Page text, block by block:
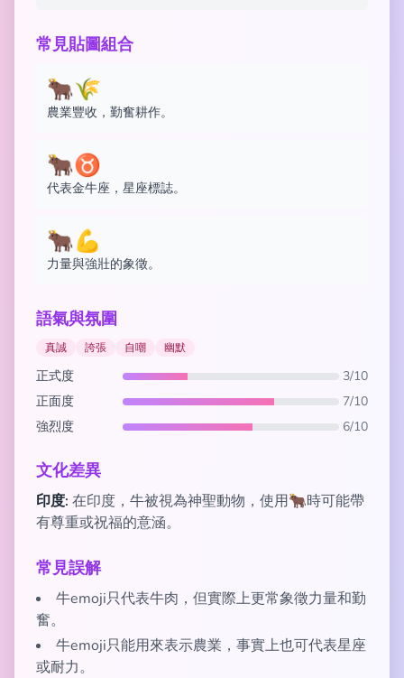
常見貼圖組合
🐂🌾
農業豐收，勤奮耕作。
🐂♉
代表金牛座，星座標誌。
🐂💪
力量與強壯的象徵。
語氣與氛圍
真誠 誇張 自嘲 幽默
正式度
3/10
正面度
7/10
強烈度
6/10
文化差異
印度: 在印度，牛被視為神聖動物，使用🐂時可能帶
有尊重或祝福的意涵。
常見誤解
牛emoji只代表牛肉，但實際上更常象徵力量和勤
奮。
牛emoji只能用來表示農業，事實上也可代表星座
或耐力。